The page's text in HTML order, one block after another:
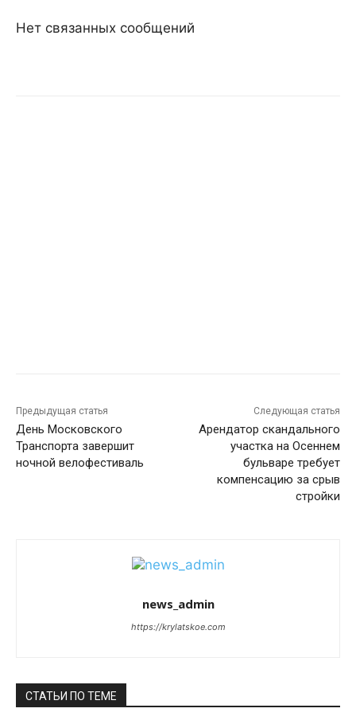
Нет связанных сообщений
Предыдущая статья
День Московского
Транспорта завершит
ночной велофестиваль
Следующая статья
Арендатор скандального
участка на Осеннем
бульваре требует
компенсацию за срыв
стройки
news_admin
https://krylatskoe.com
СТАТЬИ ПО ТЕМЕ